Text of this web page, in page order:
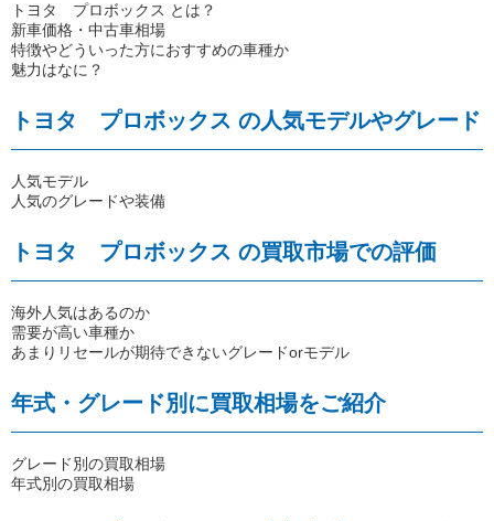
トヨタ プロボックス とは？
新車価格・中古車相場
特徴やどういった方におすすめの車種か
魅力はなに？
トヨタ プロボックス の人気モデルやグレード
人気モデル
人気のグレードや装備
トヨタ プロボックス の買取市場での評価
海外人気はあるのか
需要が高い車種か
あまりリセールが期待できないグレードorモデル
年式・グレード別に買取相場をご紹介
グレード別の買取相場
年式別の買取相場